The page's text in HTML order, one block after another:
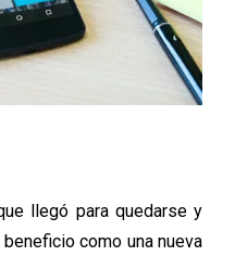
llegó para quedarse y
como una nueva